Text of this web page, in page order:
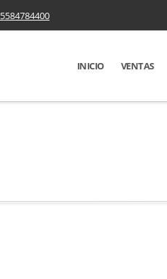
5584784400
INICIO VENTAS